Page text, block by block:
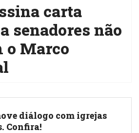
carta
senadores não
o Marco
diálogo com igrejas
Confira!